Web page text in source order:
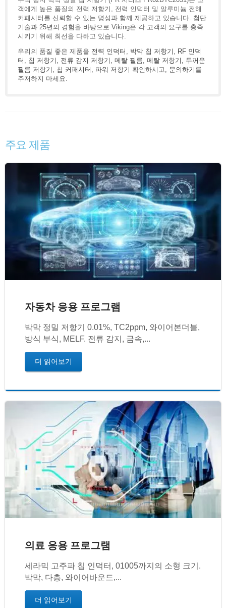
객에게 높은 품질의 전력 저항기, 전력 인덕터 및 알루미늄 전해
커패시터를 신뢰할 수 있는 명성과 함께 제공하고 있습니다. 첨단
기술과 25년의 경험을 바탕으로 Viking은 각 고객의 요구를 충족
시키기 위해 최선을 다하고 있습니다.
우리의 품질 좋은 제품을 전력 인덕터 박막 칩 저항기
RF 인덕
터
칩 저항기 전류 감지 저항기 메탈 필름 메탈 저항기
두꺼운
필름 저항기
칩 커패시터 파워 저항기 확인하시고, 문의하기 를
주저하지 마세요.
주요 제품
자동차 응용 프로그램
박막 정밀 저항기 0.01%, TC2ppm, 와이어본더블,
방식 부식, MELF. 전류 감지, 금속,...
더 읽어보기
의료 응용 프로그램
세라믹 고주파 칩 인덕터, 01005까지의 소형 크기.
박막, 다층, 와이어바운드,...
더 읽어보기